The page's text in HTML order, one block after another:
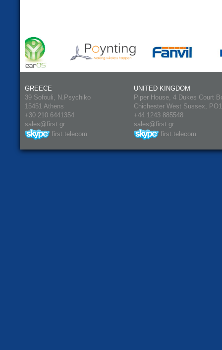
GREECE
39 Sofouli, N.Psychiko
15451 Athens
+30 210 6441354
sales@first.gr
first.telecom
UNITED KINGDOM
Piper House, 4 Dukes Court
Chichester West Sussex,
+44 1243 885548
sales@first.gr
first.telecom